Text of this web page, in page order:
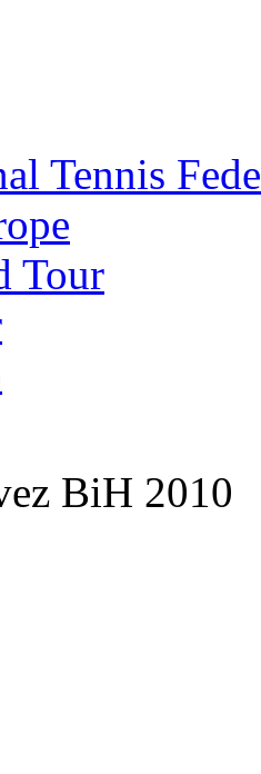
Tennis
Tour
BiH 2010